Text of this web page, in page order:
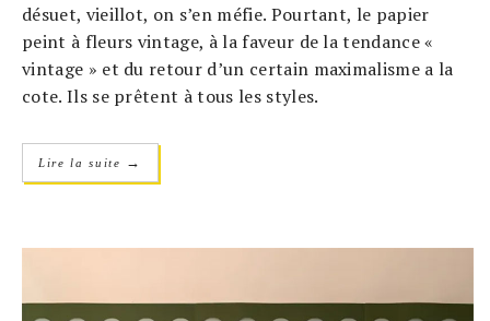
désuet, vieillot, on s’en méfie. Pourtant, le papier
peint à fleurs vintage, à la faveur de la tendance «
vintage » et du retour d’un certain maximalisme a la
cote. Ils se prêtent à tous les styles.
Lire la suite →